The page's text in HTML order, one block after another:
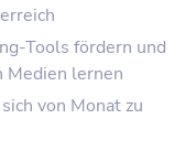
Tools fördern und
Medien lernen
von Monat zu